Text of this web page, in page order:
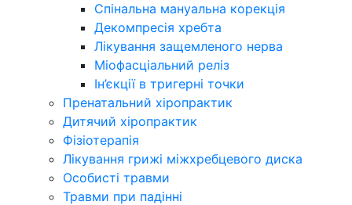
Спінальна мануальна корекція
Декомпресія хребта
Лікування защемленого нерва
Міофасціальний реліз
Ін’єкції в тригерні точки
Пренатальний хіропрактик
Дитячий хіропрактик
Фізіотерапія
Лікування грижі міжхребцевого диска
Особисті травми
Травми при падінні